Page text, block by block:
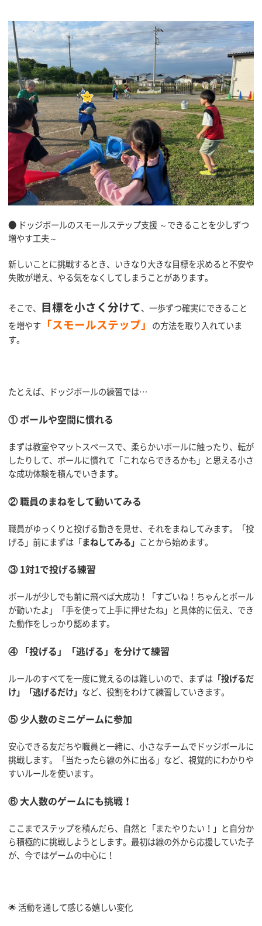
● ドッジボールのスモールステップ支援 ～できることを少しずつ
増やす工夫～
新しいことに挑戦するとき、いきなり大きな目標を求めると不安や
失敗が増え、やる気をなくしてしまうことがあります。
そこで、 目標を小さく分けて、一歩ずつ確実にできること
を増やす 「スモールステップ」 の方法を取り入れていま
す。
たとえば、ドッジボールの練習では…
① ボールや空間に慣れる
まずは教室やマットスペースで、柔らかいボールに触ったり、転が
したりして、ボールに慣れて「これならできるかも」と思える小さ
な成功体験を積んでいきます。
② 職員のまねをして動いてみる
職員がゆっくりと投げる動きを見せ、それをまねしてみます。「投
げる」前にまずは「まねしてみる」 ことから始めます。
③ 1対1で投げる練習
ボールが少しでも前に飛べば大成功！「すごいね！ちゃんとボール
が動いたよ」「手を使って上手に押せたね」と具体的に伝え、でき
た動作をしっかり認めます。
④ 「投げる」「逃げる」を分けて練習
ルールのすべてを一度に覚えるのは難しいので、まずは 「投げるだ
け」「逃げるだけ」 など、役割をわけて練習していきます。
⑤ 少人数のミニゲームに参加
安心できる友だちや職員と一緒に、小さなチームでドッジボールに
挑戦します。「当たったら線の外に出る」など、視覚的にわかりや
すいルールを使います。
⑥ 大人数のゲームにも挑戦！
ここまでステップを積んだら、自然と「またやりたい！」と自分か
ら積極的に挑戦しようとします。最初は線の外から応援していた子
が、今ではゲームの中心に！
🌟 活動を通して感じる嬉しい変化